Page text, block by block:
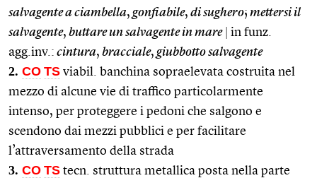
salvagente a ciambella, gonfiabile, di sughero; mettersi il
salvagente, buttare un salvagente in mare
in funz.
agg.inv.: cintura, bracciale, giubbotto salvagente
2. CO TS viabil. banchina sopraelevata costruita nel
mezzo di alcune vie di traffico particolarmente
intenso, per proteggere i pedoni che salgono e
scendono dai mezzi pubblici e per facilitare
l’attraversamento della strada
3. CO TS tecn. struttura metallica posta nella parte